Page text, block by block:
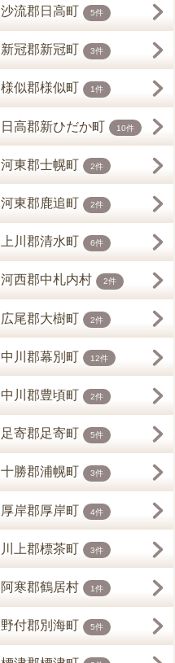
沙流郡日高町 5件
新冠郡新冠町 3件
様似郡様似町 1件
日高郡新ひだか町 10件
河東郡士幌町 2件
河東郡鹿追町 2件
上川郡清水町 6件
河西郡中札内村 2件
広尾郡大樹町 2件
中川郡幕別町 12件
中川郡豊頃町 2件
足寄郡足寄町 5件
十勝郡浦幌町 3件
厚岸郡厚岸町 4件
川上郡標茶町 3件
阿寒郡鶴居村 1件
野付郡別海町 5件